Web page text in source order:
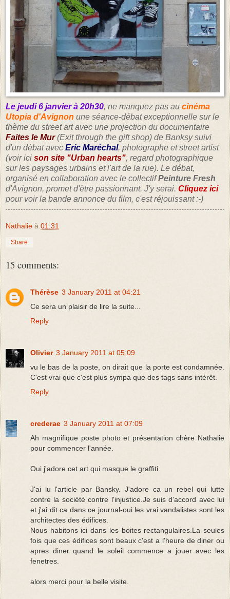
Le jeudi 6 janvier à 20h30, ne manquez pas au cinéma
Utopia d'Avignon une séance-débat exceptionnelle sur le
thème du street art avec une projection du documentaire
Faites le Mur (Exit through the gift shop) de Banksy suivi
d'un débat avec Eric Maréchal, photographe et street artist
(voir ici son site "Urban hearts", regard photographique
sur les paysages urbains et l'art de la rue). Le débat,
organisé en collaboration avec le collectifPeinture Fresh
d'Avignon, promet d'être passionnant. J'y serai. Cliquez ici
pour voir la bande annonce du film, c'est réjouissant :-)
Nathalie à 01:31
Share
15 comments:
Thérèse 3 January 2011 at 04:21
Ce sera un plaisir de lire la suite...
Reply
Olivier 3 January 2011 at 05:09
vu le bas de la poste, on dirait que la porte est condamnée.
C'est vrai que c'est plus sympa que des tags sans intérêt.
Reply
crederae 3 January 2011 at 07:09
Ah magnifique poste photo et présentation chère Nathalie
pour commencer l'année.
Oui j'adore cet art qui masque le graffiti.
J'ai lu l'article par Bansky. J'adore ca un rebel qui lutte
contre la société contre l'injustice.Je suis d'accord avec lui
et j'ai dit ca dans ce journal-oui les vrai vandalistes sont les
architectes des édifices.
Nous habitons ici dans les boites rectangulaires.La seules
fois que ces édifices sont beaux c'est a l'heure de diner ou
apres diner quand le soleil commence a jouer avec les
fenetres.
alors merci pour la belle visite.